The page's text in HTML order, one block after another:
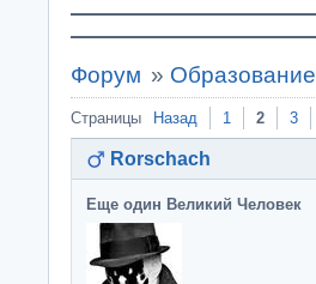
Форум » Образование
Страницы Назад 1 2 3
Rorschach
Еще один Великий Человек